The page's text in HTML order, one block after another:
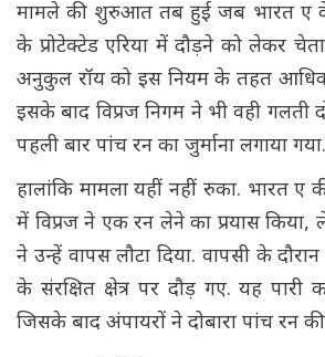
मामले की शुरुआत तब हुई जब भारत ए
के प्रोटेक्टेड एरिया में दौड़ने को लेकर
अनुकुल रॉय को इस नियम के तहत
इसके बाद विप्रज निगम ने भी वही गलती
पहली बार पांच रन का जुर्माना लगाया गया.
हालांकि मामला यहीं नहीं रुका. भारत ए
में विप्रज ने एक रन लेने का प्रयास किया,
ने उन्हें वापस लौटा दिया. वापसी के
के संरक्षित क्षेत्र पर दौड़ गए. यह पारी
जिसके बाद अंपायरों ने दोबारा पांच रन